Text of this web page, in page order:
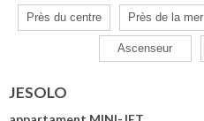
Près du centre Près de la mer
Ascenseur
JESOLO